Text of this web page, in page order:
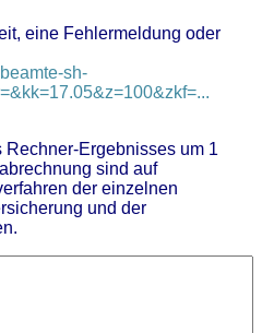
eine Fehlermeldung oder
sh-
Ergebnisses um 1
sind auf
der einzelnen
und der